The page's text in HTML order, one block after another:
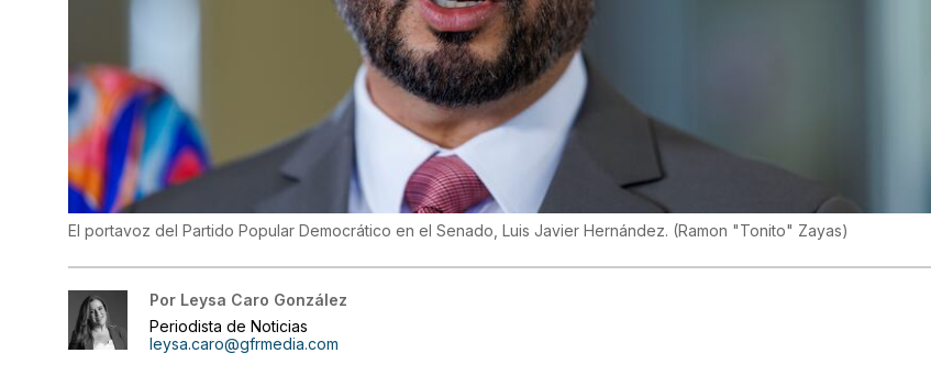
El portavoz del Partido Popular Democrático en el Senado, Luis Javier Hernández. (Ramon "Tonito" Zayas)
Por Leysa Caro González
Periodista de Noticias
leysa.caro@gfrmedia.com